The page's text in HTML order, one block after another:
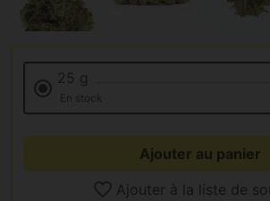
25 g
En stock
Ajouter au panier
Ajouter à la liste de